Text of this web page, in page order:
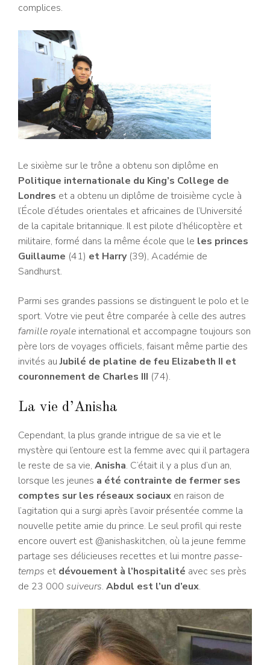
complices.
Le sixième sur le trône a obtenu son diplôme en
Politique internationale du King’s College de
Londres et a obtenu un diplôme de troisième cycle à
l’École d’études orientales et africaines de l’Université
de la capitale britannique. Il est pilote d’hélicoptère et
militaire, formé dans la même école que le les princes
Guillaume (41) et Harry(39), Académie de
Sandhurst.
Parmi ses grandes passions se distinguent le polo et le
sport. Votre vie peut être comparée à celle des autres
famille royale international et accompagne toujours son
père lors de voyages officiels, faisant même partie des
invités auJubilé de platine de feu Elizabeth II et
couronnement de Charles III (74).
La vie d’Anisha
Cependant, la plus grande intrigue de sa vie et le
mystère qui l’entoure est la femme avec qui il partagera
le reste de sa vie, Anisha. C’était il y a plus d’un an,
lorsque les jeunes a été contrainte de fermer ses
comptes sur les réseaux sociaux en raison de
l’agitation qui a surgi après l’avoir présentée comme la
nouvelle petite amie du prince. Le seul profil qui reste
encore ouvert est @anishaskitchen, où la jeune femme
partage ses délicieuses recettes et lui montre passe-
temps et dévouement à l’hospitalité avec ses près
de 23 000 suiveurs. Abdul est l’un d’eux.